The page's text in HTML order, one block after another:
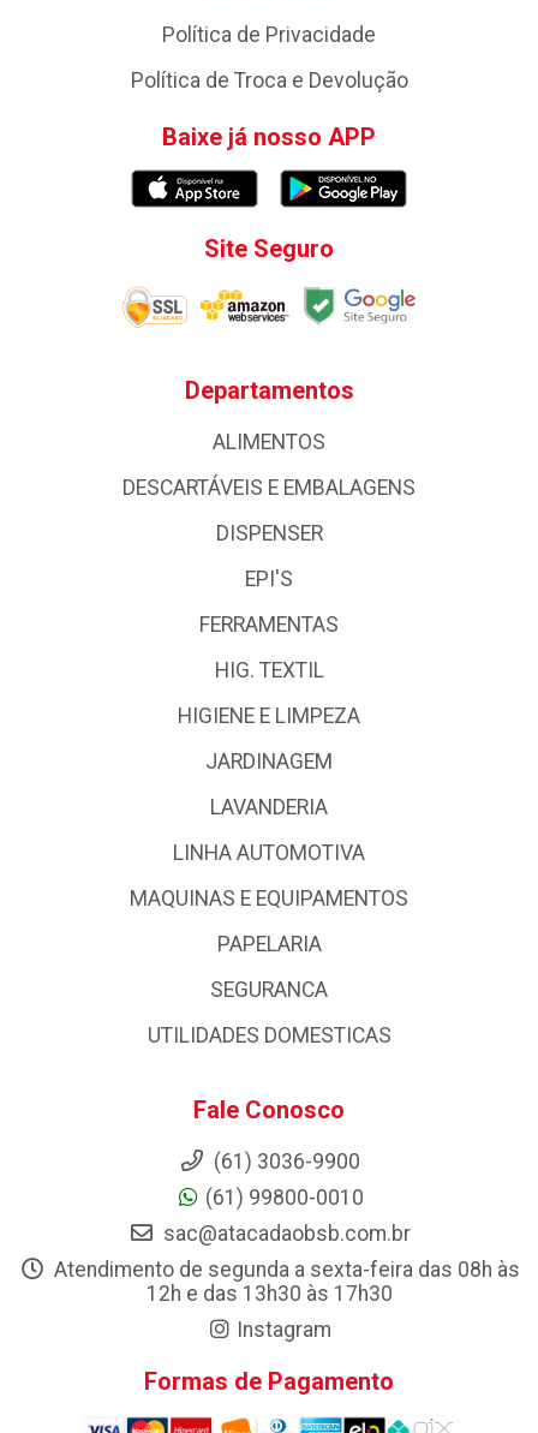
Política de Privacidade
Política de Troca e Devolução
Baixe já nosso APP
Site Seguro
Departamentos
ALIMENTOS
DESCARTÁVEIS E EMBALAGENS
DISPENSER
EPI'S
FERRAMENTAS
HIG. TEXTIL
HIGIENE E LIMPEZA
JARDINAGEM
LAVANDERIA
LINHA AUTOMOTIVA
MAQUINAS E EQUIPAMENTOS
PAPELARIA
SEGURANCA
UTILIDADES DOMESTICAS
Fale Conosco
(61) 3036-9900
(61) 99800-0010
sac@atacadaobsb.com.br
Atendimento de segunda a sexta-feira das 08h às
12h e das 13h30 às 17h30
Instagram
Formas de Pagamento